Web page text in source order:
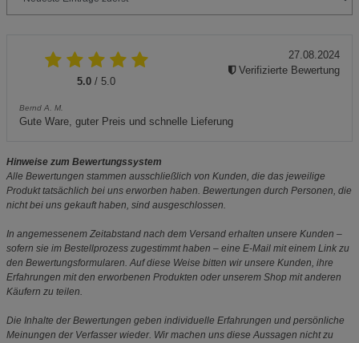
5.0 / 5.0
Bernd A. M.
Gute Ware, guter Preis und schnelle Lieferung
27.08.2024
Verifizierte Bewertung
Hinweise zum Bewertungssystem
Alle Bewertungen stammen ausschließlich von Kunden, die das jeweilige
Produkt tatsächlich bei uns erworben haben. Bewertungen durch Personen, die
nicht bei uns gekauft haben, sind ausgeschlossen.
In angemessenem Zeitabstand nach dem Versand erhalten unsere Kunden –
sofern sie im Bestellprozess zugestimmt haben – eine E-Mail mit einem Link zu
den Bewertungsformularen. Auf diese Weise bitten wir unsere Kunden, ihre
Erfahrungen mit den erworbenen Produkten oder unserem Shop mit anderen
Käufern zu teilen.
Die Inhalte der Bewertungen geben individuelle Erfahrungen und persönliche
Meinungen der Verfasser wieder. Wir machen uns diese Aussagen nicht zu